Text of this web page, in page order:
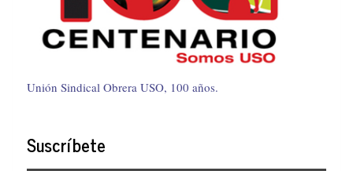
Unión Sindical Obrera USO, 100 años.
Suscríbete